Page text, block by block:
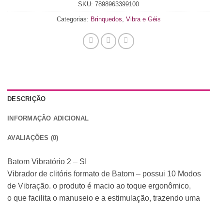
SKU: 7898963399100
Categorias: Brinquedos, Vibra e Géis
DESCRIÇÃO
INFORMAÇÃO ADICIONAL
AVALIAÇÕES (0)
Batom Vibratório 2 – SI
Vibrador de clitóris formato de Batom – possui 10 Modos
de Vibração. o produto é macio ao toque ergonômico,
o que facilita o manuseio e a estimulação, trazendo uma